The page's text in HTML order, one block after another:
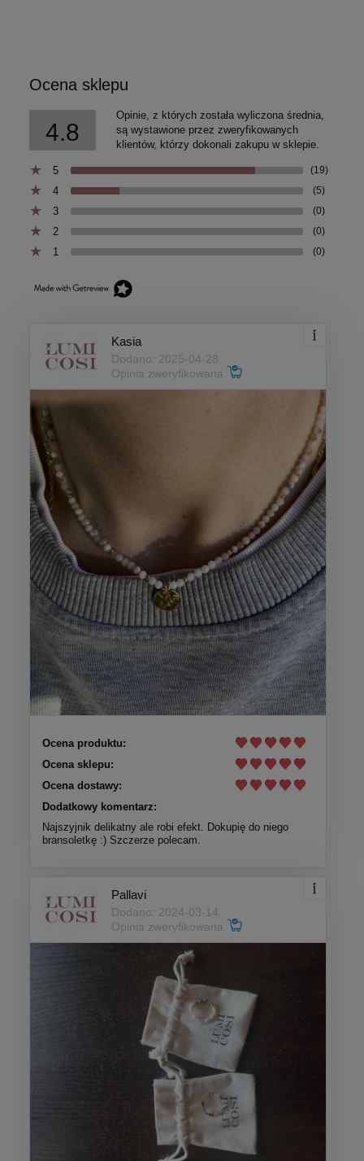
Ocena sklepu
4.8
Opinie, z których została wyliczona średnia,
są wystawione przez zweryfikowanych
klientów, którzy dokonali zakupu w sklepie.
5 (19)
4 (5)
3 (0)
2 (0)
1 (0)
Kasia
Dodano: 2025-04-28
Opinia zweryfikowana
Ocena produktu:
Ocena sklepu:
Ocena dostawy:
Dodatkowy komentarz:
Najszyjnik delikatny ale robi efekt. Dokupię do niego
bransoletkę :) Szczerze polecam.
Pallavi
Dodano: 2024-03-14
Opinia zweryfikowana